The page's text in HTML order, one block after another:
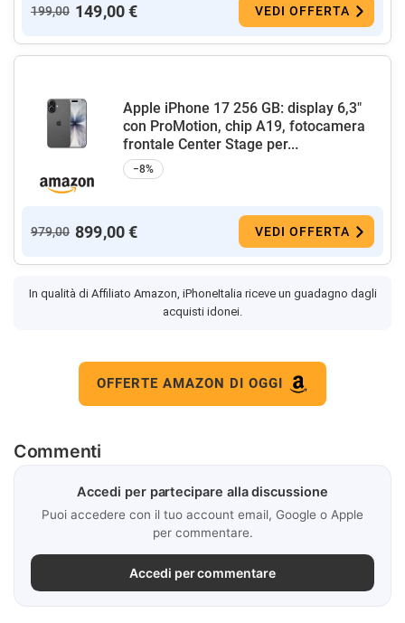
199,00 149,00 € VEDI OFFERTA
Apple iPhone 17 256 GB: display 6,3"
con ProMotion, chip A19, fotocamera
frontale Center Stage per...
−8%
979,00 899,00 € VEDI OFFERTA
In qualità di Affiliato Amazon, iPhoneItalia riceve un guadagno dagli
acquisti idonei.
OFFERTE AMAZON DI OGGI
Commenti
Accedi per partecipare alla discussione
Puoi accedere con il tuo account email, Google o Apple
per commentare.
Accedi per commentare